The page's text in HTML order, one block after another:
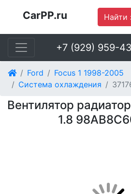
CarPP.ru Найти
+7 (929) 959-
Ford
Focus 1 1998-2005
Система охлаждения
Вентилятор
1.8